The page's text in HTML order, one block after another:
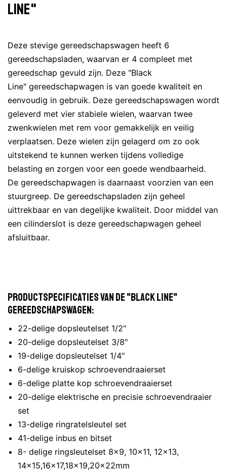
Line"
Deze stevige gereedschapswagen heeft 6
gereedschapsladen, waarvan er 4 compleet met
gereedschap gevuld zijn. Deze "Black
Line" gereedschapwagen is van goede kwaliteit en
eenvoudig in gebruik. Deze gereedschapswagen wordt
geleverd met vier stabiele wielen, waarvan twee
zwenkwielen met rem voor gemakkelijk en veilig
verplaatsen. Deze wielen zijn gelagerd om zo ook
uitstekend te kunnen werken tijdens volledige
belasting en zorgen voor een goede wendbaarheid.
De gereedschapwagen is daarnaast voorzien van een
stuurgreep. De gereedschapsladen zijn geheel
uittrekbaar en van degelijke kwaliteit. Door middel van
een cilinderslot is deze gereedschapwagen geheel
afsluitbaar.
Productspecificaties van de "Black Line"
gereedschapswagen:
22-delige dopsleutelset 1/2"
20-delige dopsleutelset 3/8"
19-delige dopsleutelset 1/4"
6-delige kruiskop schroevendraaierset
6-delige platte kop schroevendraaierset
20-delige elektrische en precisie schroevendraaier
set
13-delige ringratelsleutel set
41-delige inbus en bitset
8- delige ringsleutelset 8x9, 10x11, 12x13,
14x15,16x17,18x19,20x22mm